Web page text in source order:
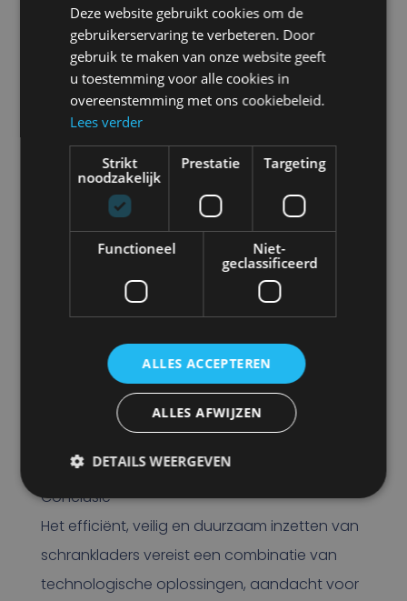
persoonlijke aandacht essentieel. Bedrijven
zoals Rietveld bieden oplossingen die
afgestemd zijn op de specifieke wensen en
behoeften van de klant:
“Bij Rietveld helpen we je graag met jouw
persoonlijke wensen en kijken we samen naar
de mogelijkheden. Onze kracht ligt in het
bieden van maatwerk, persoonlijke aandacht
en korte communicatielijnen, altijd met de
Easy-mindset.”
maatwerk en persoonlijke aandacht biedt,
kunnen bedrijven verzekerd zijn van een
optimale inzet van hun schrankladers,
afgestemd op hun unieke situatie.
Conclusie
Het efficiënt, veilig en duurzaam inzetten van
schrankladers vereist een combinatie van
technologische oplossingen, aandacht voor
Deze website gebruikt cookies om de
gebruikerservaring te verbeteren. Door
gebruik te maken van onze website geeft
u toestemming voor alle cookies in
overeenstemming met ons cookiebeleid.
Lees verder
Strikt
noodzakelijk
Prestatie Targeting
Functioneel
Niet-
geclassificeerd
ALLES ACCEPTEREN
ALLES AFWIJZEN
DETAILS WEERGEVEN